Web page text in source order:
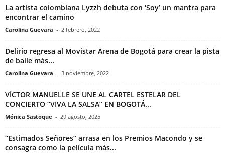
La artista colombiana Lyzzh debuta con ‘Soy’ un mantra para
encontrar el camino
Carolina Guevara - 2 febrero, 2022
Delirio regresa al Movistar Arena de Bogotá para crear la pista
de baile más...
Carolina Guevara - 3 noviembre, 2022
VÍCTOR MANUELLE SE UNE AL CARTEL ESTELAR DEL
CONCIERTO “VIVA LA SALSA” EN BOGOTÁ...
Mónica Sastoque - 29 agosto, 2025
“Estimados Señores” arrasa en los Premios Macondo y se
consagra como la película más...